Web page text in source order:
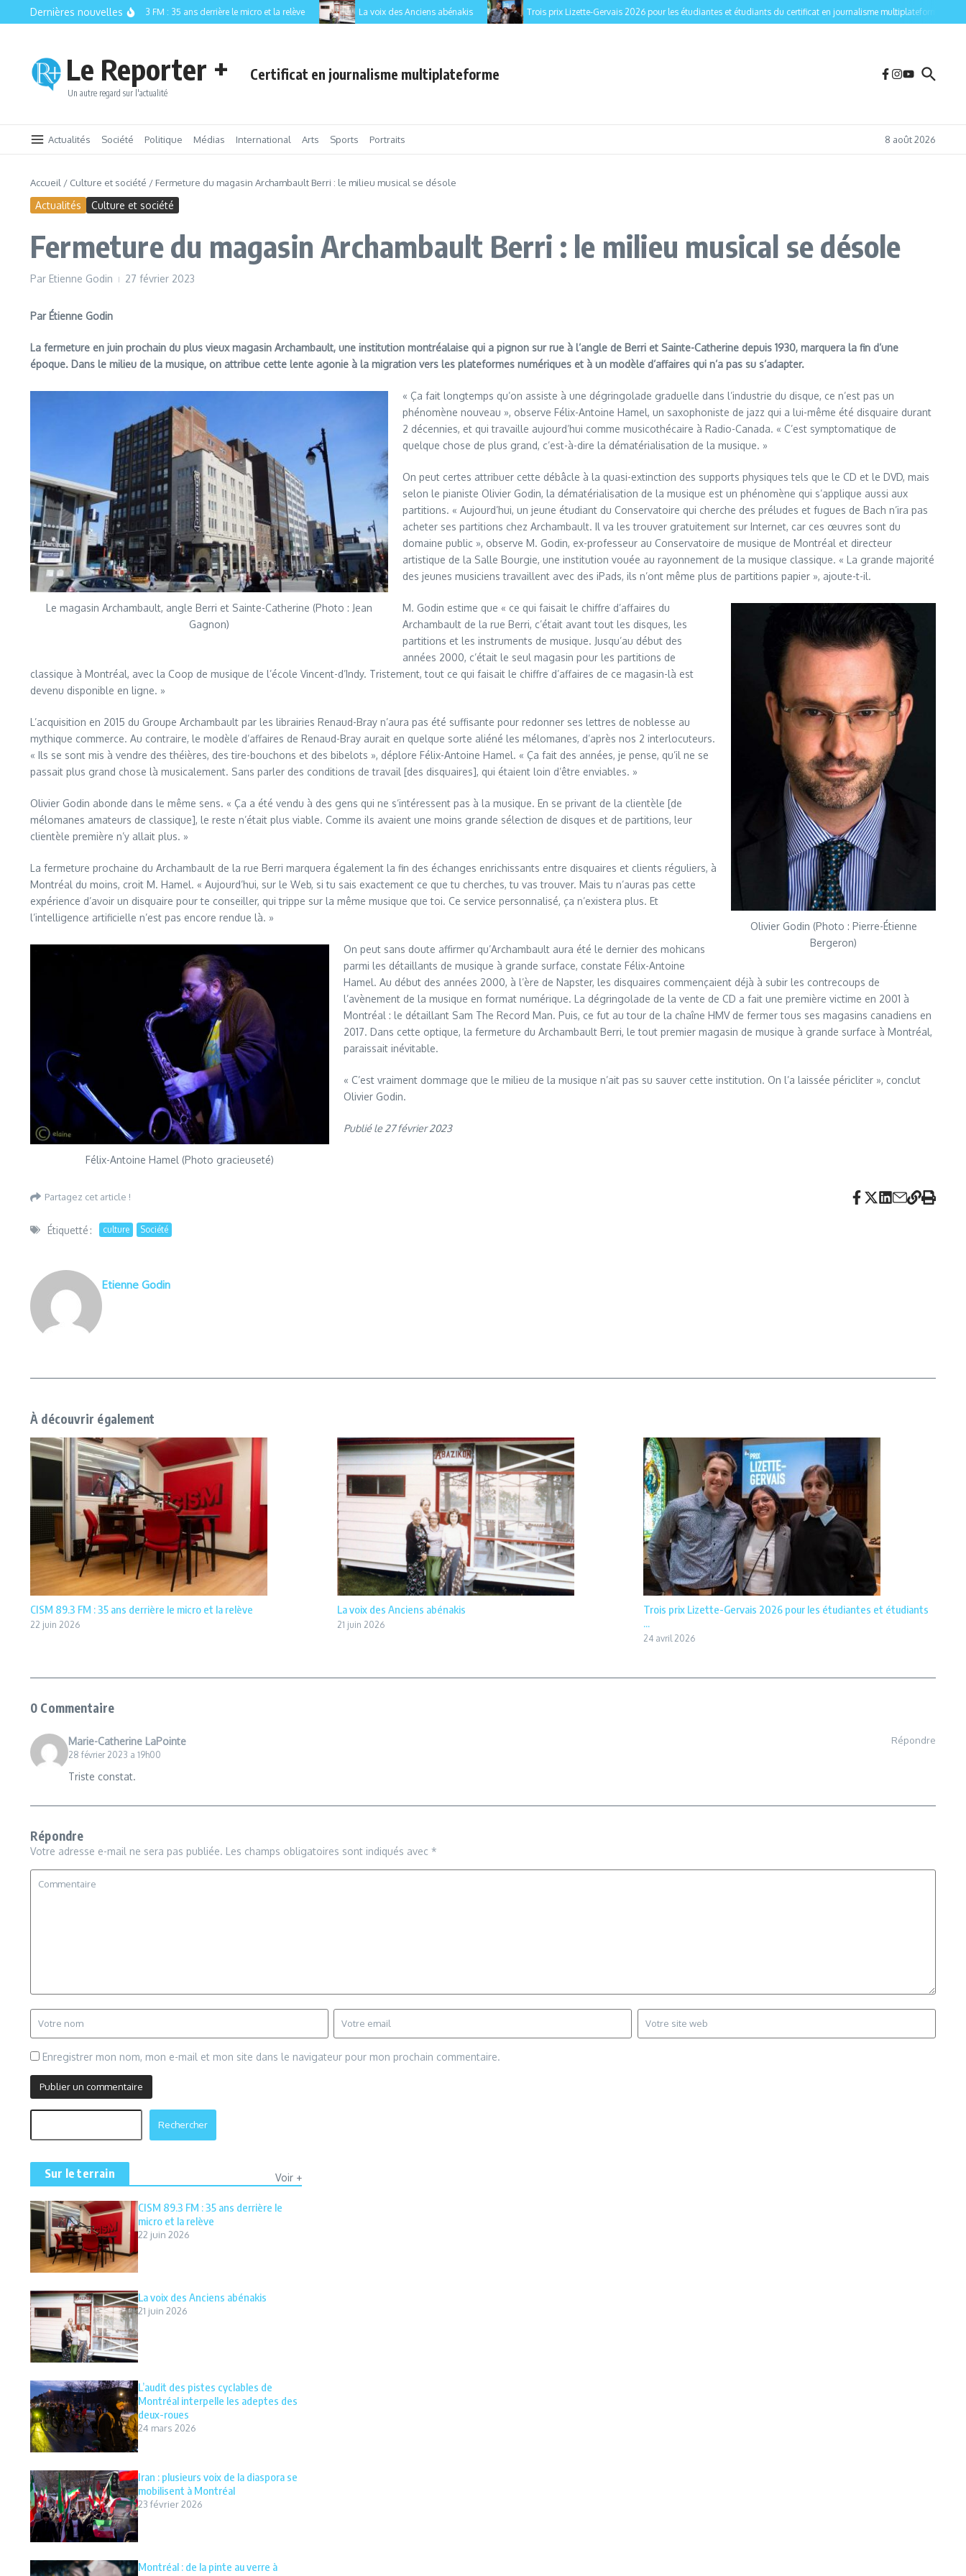
Aller au contenu
Dernières nouvellesCISM 89.3 FM : 35 ans derrière le micro et la relève La voix des Anciens abénakis Trois prix Lizette-Gervais 2026 pour les étudiantes et étudiants du certificat en journalisme multiplateforme de
Le Reporter +
Un autre regard sur l'actualité
Certificat en journalisme multiplateforme
Actualités Société Politique Médias International Arts Sports Portraits 8 août 2026
Accueil / Culture et société / Fermeture du magasin Archambault Berri : le milieu musical se désole
Actualités Culture et société
Fermeture du magasin Archambault Berri : le milieu musical se désole
Par Etienne Godin 27 février 2023
Par Étienne Godin
La fermeture en juin prochain du plus vieux magasin Archambault, une institution montréalaise qui a pignon sur rue à l’angle de Berri et Sainte-Catherine depuis 1930, marquera la fin d’une
époque. Dans le milieu de la musique, on attribue cette lente agonie à la migration vers les plateformes numériques et à un modèle d’affaires qui n’a pas su s’adapter.
Le magasin Archambault, angle Berri et Sainte-Catherine (Photo : Jean
Gagnon)
« Ça fait longtemps qu’on assiste à une dégringolade graduelle dans l’industrie du disque, ce n’est pas un
phénomène nouveau », observe Félix-Antoine Hamel, un saxophoniste de jazz qui a lui-même été disquaire durant
2 décennies, et qui travaille aujourd’hui comme musicothécaire à Radio-Canada. « C’est symptomatique de
quelque chose de plus grand, c’est-à-dire la dématérialisation de la musique. »
On peut certes attribuer cette débâcle à la quasi-extinction des supports physiques tels que le CD et le DVD, mais
selon le pianiste Olivier Godin, la dématérialisation de la musique est un phénomène qui s’applique aussi aux
partitions. « Aujourd’hui, un jeune étudiant du Conservatoire qui cherche des préludes et fugues de Bach n’ira pas
acheter ses partitions chez Archambault. Il va les trouver gratuitement sur Internet, car ces œuvres sont du
domaine public », observe M. Godin, ex-professeur au Conservatoire de musique de Montréal et directeur
artistique de la Salle Bourgie, une institution vouée au rayonnement de la musique classique. « La grande majorité
des jeunes musiciens travaillent avec des iPads, ils n’ont même plus de partitions papier », ajoute-t-il.
Olivier Godin (Photo : Pierre-Étienne
Bergeron)
M. Godin estime que « ce qui faisait le chiffre d’affaires du
Archambault de la rue Berri, c’était avant tout les disques, les
partitions et les instruments de musique. Jusqu’au début des
années 2000, c’était le seul magasin pour les partitions de
classique à Montréal, avec la Coop de musique de l’école Vincent-d’Indy. Tristement, tout ce qui faisait le chiffre d’affaires de ce magasin-là est
devenu disponible en ligne. »
L’acquisition en 2015 du Groupe Archambault par les librairies Renaud-Bray n’aura pas été suffisante pour redonner ses lettres de noblesse au
mythique commerce. Au contraire, le modèle d’affaires de Renaud-Bray aurait en quelque sorte aliéné les mélomanes, d’après nos 2 interlocuteurs.
« Ils se sont mis à vendre des théières, des tire-bouchons et des bibelots », déplore Félix-Antoine Hamel. « Ça fait des années, je pense, qu’il ne se
passait plus grand chose là musicalement. Sans parler des conditions de travail [des disquaires], qui étaient loin d’être enviables. »
Olivier Godin abonde dans le même sens. « Ça a été vendu à des gens qui ne s’intéressent pas à la musique. En se privant de la clientèle [de
mélomanes amateurs de classique], le reste n’était plus viable. Comme ils avaient une moins grande sélection de disques et de partitions, leur
clientèle première n’y allait plus. »
La fermeture prochaine du Archambault de la rue Berri marquera également la fin des échanges enrichissants entre disquaires et clients réguliers, à
Montréal du moins, croit M. Hamel. « Aujourd’hui, sur le Web, si tu sais exactement ce que tu cherches, tu vas trouver. Mais tu n’auras pas cette
expérience d’avoir un disquaire pour te conseiller, qui trippe sur la même musique que toi. Ce service personnalisé, ça n’existera plus. Et
l’intelligence artificielle n’est pas encore rendue là. »
Félix-Antoine Hamel (Photo gracieuseté)
On peut sans doute affirmer qu’Archambault aura été le dernier des mohicans
parmi les détaillants de musique à grande surface, constate Félix-Antoine
Hamel. Au début des années 2000, à l’ère de Napster, les disquaires commençaient déjà à subir les contrecoups de
l’avènement de la musique en format numérique. La dégringolade de la vente de CD a fait une première victime en 2001 à
Montréal : le détaillant Sam The Record Man. Puis, ce fut au tour de la chaîne HMV de fermer tous ses magasins canadiens en
2017. Dans cette optique, la fermeture du Archambault Berri, le tout premier magasin de musique à grande surface à Montréal,
paraissait inévitable.
« C’est vraiment dommage que le milieu de la musique n’ait pas su sauver cette institution. On l’a laissée péricliter », conclut
Olivier Godin.
Publié le 27 février 2023
Partagez cet article !
Étiquetté : culture Société
Etienne Godin
À découvrir également
CISM 89.3 FM : 35 ans derrière le micro et la relève
22 juin 2026
La voix des Anciens abénakis
21 juin 2026
Trois prix Lizette-Gervais 2026 pour les étudiantes et étudiants
...
24 avril 2026
0 Commentaire
Marie-Catherine LaPointe
28 février 2023 a 19h00
Répondre
Triste constat.
Répondre
Votre adresse e-mail ne sera pas publiée. Les champs obligatoires sont indiqués avec *
Enregistrer mon nom, mon e-mail et mon site dans le navigateur pour mon prochain commentaire.
Rechercher
Sur le terrain Voir +
CISM 89.3 FM : 35 ans derrière le
micro et la relève
22 juin 2026
La voix des Anciens abénakis
21 juin 2026
L’audit des pistes cyclables de
Montréal interpelle les adeptes des
deux-roues
24 mars 2026
Iran : plusieurs voix de la diaspora se
mobilisent à Montréal
23 février 2026
Montréal : de la pinte au verre à